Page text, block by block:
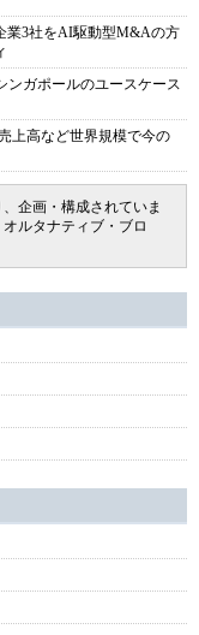
業3社をAI駆動型M&Aの方
ンガポールのユースケース
上高など世界規模で今の
企画・構成されていま
ルタナティブ・ブロ